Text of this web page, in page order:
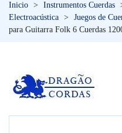
Inicio > Instrumentos Cuerdas
Electroacústica > Juegos de
para Guitarra Folk 6 Cuerdas